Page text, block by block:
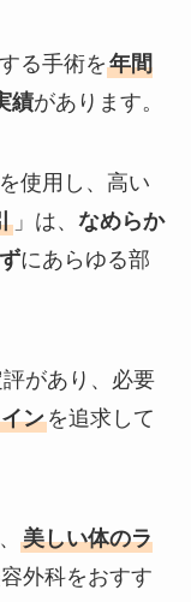
る手術を年間
績があります。
使用し、高い
」は、 なめらか
にあらゆる部
があり、必要
ンを追求して
美しい体のラ
外科をおすす